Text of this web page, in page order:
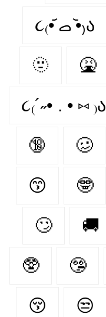
૮₍•᷄ ࡇ •᷅₎ა
🫥 🤮
૮₍´˶• . • ⑅ ₎ა
🔞 🥴
😙 🤓
🙄 🚚
🥸 🤥
😚 😒